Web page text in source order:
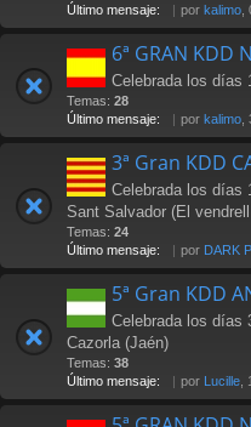
Último mensaje:
por kalimo ,
6ª GRAN KDD
Celebrada los días
Temas: 28
Último mensaje:
por kalimo ,
3ª Gran KDD
Celebrada los días
Sant Salvador (El
Temas: 24
Último mensaje:
por DARK
5ª Gran KDD
Celebrada los días
Cazorla (Jaén)
Temas: 38
Último mensaje:
por Lucille ,